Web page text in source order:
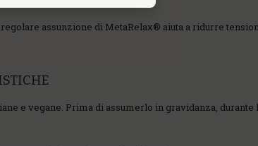
assunzione di MetaRelax® aiuta a ridurre
e vegane. Prima di assumerlo in gravidanza, durante